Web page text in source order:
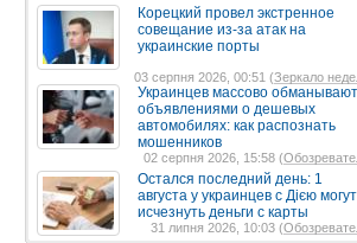
Корецкий провел экстренное
совещание из-за атак на
украинские порты
03 серпня 2026, 00:51 (Зеркало
Украинцев массово обманывают
объявлениями о дешевых
автомобилях: как распознать
мошенников
02 серпня 2026, 15:58 (
Остался последний день: 1
августа у украинцев с Дією могут
исчезнуть деньги с карты
31 липня 2026, 10:03 (